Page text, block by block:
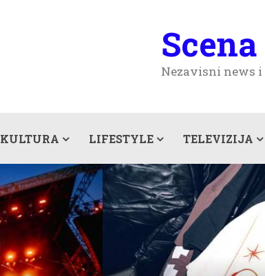
Scena
Nezavisni news
KULTURA LIFESTYLE TELEVIZIJA